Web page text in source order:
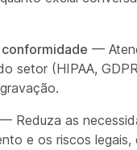
—
setor (HIPAA,
— Reduza as
e os riscos legais,